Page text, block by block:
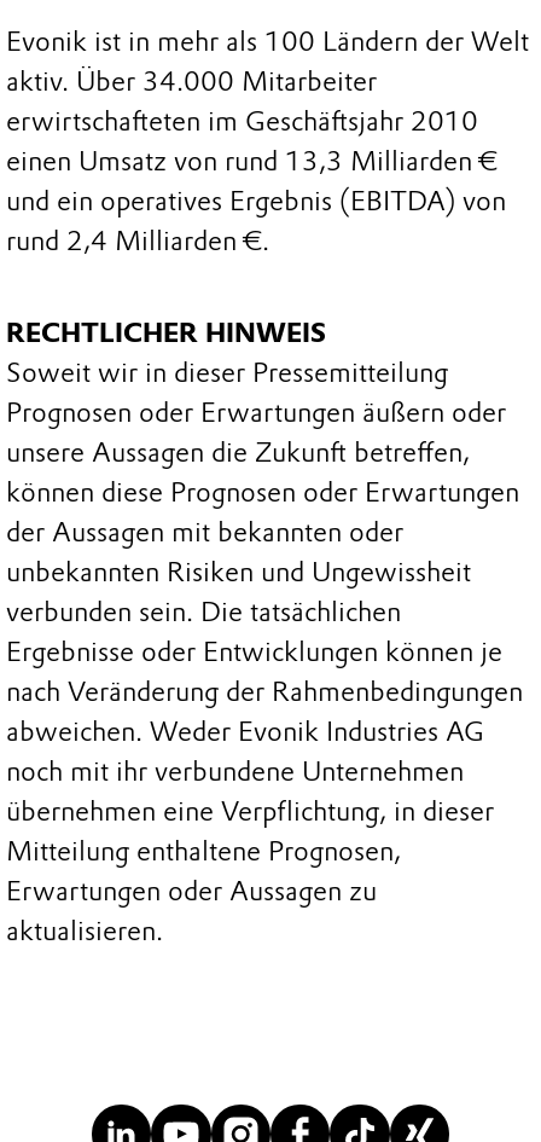
Evonik ist in mehr als 100 Ländern der Welt
aktiv. Über 34.000 Mitarbeiter
erwirtschafteten im Geschäftsjahr 2010
einen Umsatz von rund 13,3 Milliarden €
und ein operatives Ergebnis (EBITDA) von
rund 2,4 Milliarden €.
RECHTLICHER HINWEIS
Soweit wir in dieser Pressemitteilung
Prognosen oder Erwartungen äußern oder
unsere Aussagen die Zukunft betreffen,
können diese Prognosen oder Erwartungen
der Aussagen mit bekannten oder
unbekannten Risiken und Ungewissheit
verbunden sein. Die tatsächlichen
Ergebnisse oder Entwicklungen können je
nach Veränderung der Rahmenbedingungen
abweichen. Weder Evonik Industries AG
noch mit ihr verbundene Unternehmen
übernehmen eine Verpflichtung, in dieser
Mitteilung enthaltene Prognosen,
Erwartungen oder Aussagen zu
aktualisieren.